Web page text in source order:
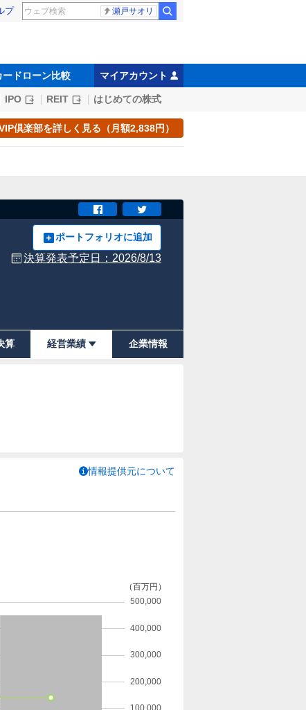
プ 瀬戸サオリ
ードローン比較 マイアカウント
IPO REIT はじめての株式
倶楽部を詳しく見る（月額2,838円）
ポートフォリオに追加
決算発表予定日： 2026/8/13
算 経営業績 企業情報
情報提供元について